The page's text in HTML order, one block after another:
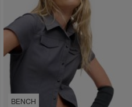
BENCH